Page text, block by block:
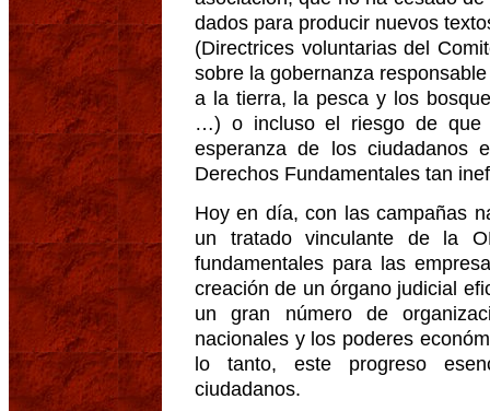
dados para producir nuevos
(Directrices voluntarias del
sobre la gobernanza
a la tierra, la pesca y los
…) o incluso el riesgo de que
esperanza de los ciudadanos
Derechos Fundamentales tan
Hoy en día, con las campañas
un tratado vinculante de la
fundamentales para las
creación de un órgano judicial
un gran número de
nacionales y los poderes
lo tanto, este progreso
ciudadanos.